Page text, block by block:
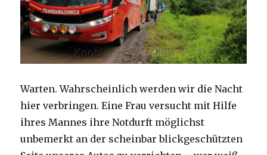
Warten. Wahrscheinlich werden wir die Nacht
hier verbringen. Eine Frau versucht mit Hilfe
ihres Mannes ihre Notdurft möglichst
unbemerkt an der scheinbar blickgeschützten